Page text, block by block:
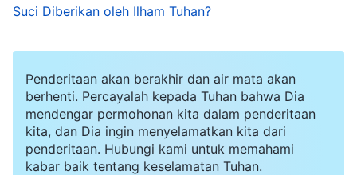
Namun, setiap kali sesuatu terjadi, meski tidak
Pada bulan Agustus 2015, kami menangguhkan
operasi bisnis karena perusahaan tidak berjalan
baik, dan aku pulang ke negaraku. Karena
Suci Diberikan oleh Ilham Tuhan?
Penderitaan akan berakhir dan air mata akan
berhenti. Percayalah kepada Tuhan bahwa Dia
mendengar permohonan kita dalam penderitaan
kita, dan Dia ingin menyelamatkan kita dari
penderitaan. Hubungi kami untuk memahami
kabar baik tentang keselamatan Tuhan.